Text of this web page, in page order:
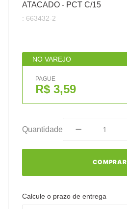
ATACADO - PCT C/15
: 663432-2
NO VAREJO
PAGUE
R$ 3,59
Quantidade
COMPRAR
Calcule o prazo de entrega
cola
barbante